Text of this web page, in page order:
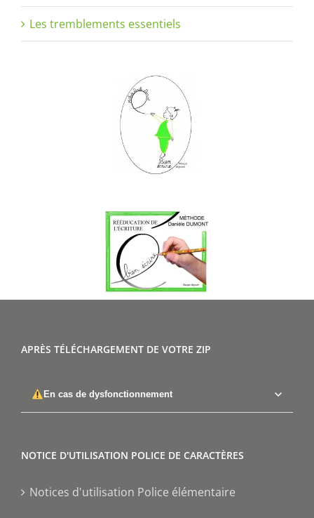
Les tremblements essentiels
APRÈS TÉLÉCHARGEMENT DE VOTRE ZIP
En cas de dysfonctionnement
NOTICE D'UTILISATION POLICE DE CARACTÈRES
Notices d'utilisation Police élémentaire